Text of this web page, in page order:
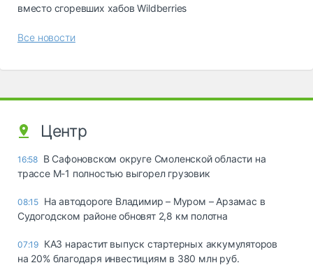
вместо сгоревших хабов Wildberries
Все новости
Центр
16:58 В Сафоновском округе Смоленской области на
трассе М-1 полностью выгорел грузовик
08:15 На автодороге Владимир – Муром – Арзамас в
Судогодском районе обновят 2,8 км полотна
07:19 КАЗ нарастит выпуск стартерных аккумуляторов
на 20% благодаря инвестициям в 380 млн руб.